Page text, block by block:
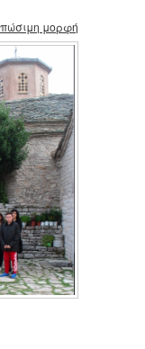
μορφή